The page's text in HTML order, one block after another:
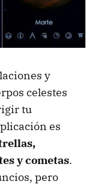
y
celestes
tu
es
y cometas.
pero